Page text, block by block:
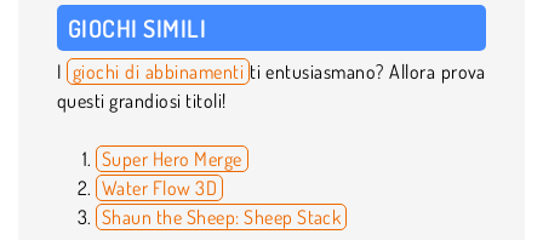
GIOCHI SIMILI
I giochi di abbinamenti ti entusiasmano? Allora prova
questi grandiosi titoli!
Super Hero Merge
Water Flow 3D
Shaun the Sheep: Sheep Stack